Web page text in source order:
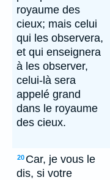
royaume des
cieux; mais celui
qui les observera,
et qui enseignera
à les observer,
celui-là sera
appelé grand
dans le royaume
des cieux.
20 Car, je vous le
dis, si votre